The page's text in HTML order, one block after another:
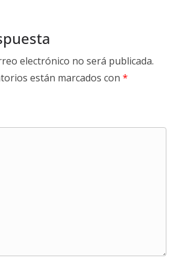
electrónico no será publicada.
están marcados con *